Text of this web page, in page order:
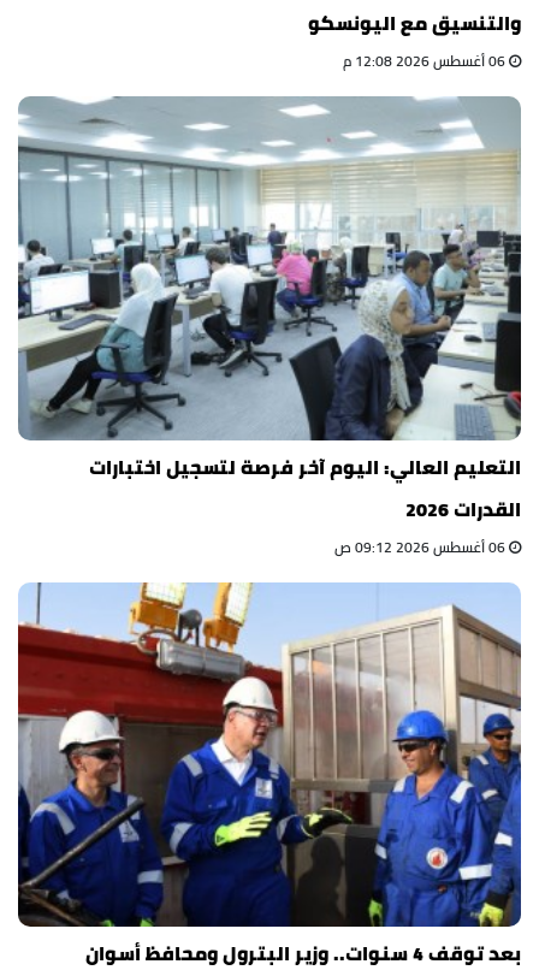
والتنسيق مع اليونسكو
التعليم العالي: اليوم آخر فرصة لتسجيل اختبارات
القدرات 2026
بعد توقف 4 سنوات.. وزير البترول ومحافظ أسوان